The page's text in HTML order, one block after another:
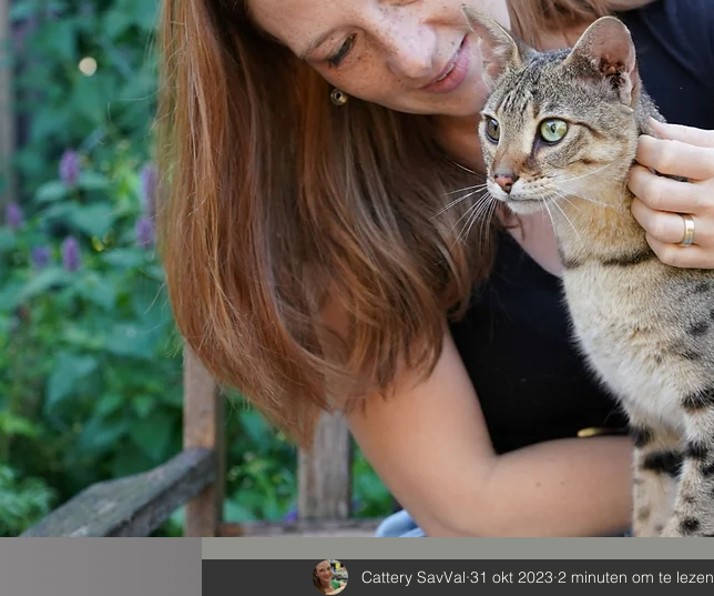
Cattery SavVal 31 okt 2023 2 minuten om te lezen